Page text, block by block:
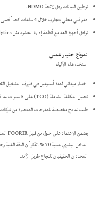
توطين البيانات وفق لائحة NDMO.
دعم فني محلي يتجاوب خلال 4 ساعات كحد أقصى.
توافق أجهزة العد مع أنظمة إدارة الحشود مثل
نموذج اختيار عملي
استخدم هذه الآلية:
اختبار ميداني لمدة أسبوعين في ظروف التشغيل
تحليل التكلفة الشاملة (TCO) على 5 سنوات بما فيها الصيانة.
طلب نماذج مخصصة للمدرجات المنحدرة من
يضمن الاعتماد على حلول من قبيلFOORIR
التدخل البشري بنسبة 70%. تذكر
المحددان الحقيقيان للنجاح طويل الأمد.